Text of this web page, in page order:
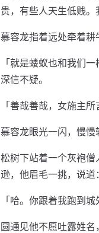
贵，有些人天生低贱。
慕容龙指着远处牵着耕
「就是蝼蚁也和我们
深信不疑。
「善哉善哉，女施主
慕容龙眼光一闪，慢慢
松树下站着一个灰袍
逊，他眉毛一挑，说道
「哈。你跟着我跑到
圆通见他不愿吐露姓名